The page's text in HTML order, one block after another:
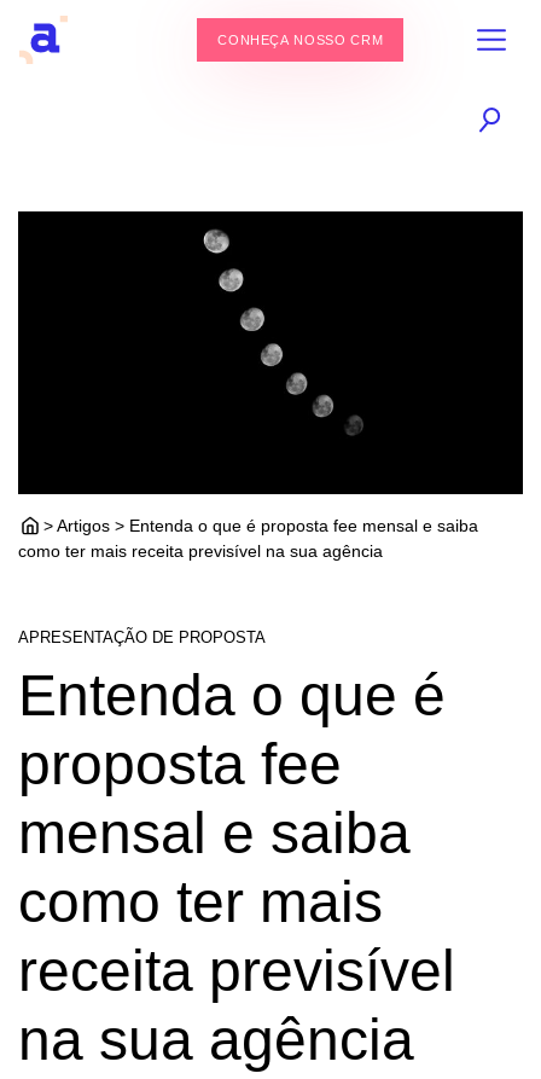
CONHEÇA NOSSO CRM
> Artigos > Entenda o que é proposta fee mensal e saiba
como ter mais receita previsível na sua agência
APRESENTAÇÃO DE PROPOSTA
Entenda o que é
proposta fee
mensal e saiba
como ter mais
receita previsível
na sua agência